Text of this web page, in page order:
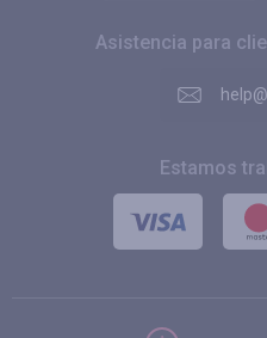
Asistencia para
Estamos